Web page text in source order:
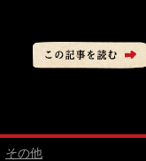
その他